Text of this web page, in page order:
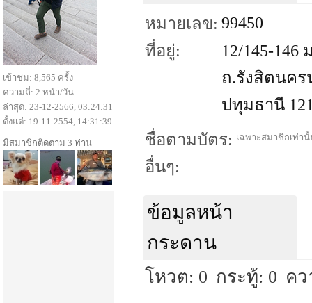
หมายเลข: 99450
ที่อยู่:
12/145-
ถ.รังสิตนคร
ปทุมธานี
ชื่อตามบัตร: เฉพาะสมาชิกเท่า
อื่นๆ:
ข้อมูลหน้า
กระดาน
โหวต: 0 กระทู้: 0 ค
เข้าชม: 8,565 ครั้ง
ความถี่: 2 หน้า/วัน
ล่าสุด: 23-12-2566, 03:24:31
ตั้งแต่: 19-11-2554, 14:31:39
มีสมาชิกติดตาม 3 ท่าน